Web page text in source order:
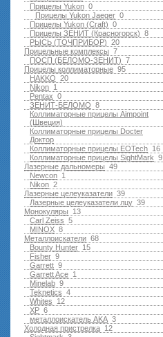
0
Прицелы Yukon
0
Прицелы Yukon Jaeger
0
Прицелы Yukon (Craft)
8
Прицелы ЗЕНИТ (Красногорск)
20
РЫСЬ (ТОЧПРИБОР)
7
Прицельные комплексы
7
ПОСП (БЕЛОМО-ЗЕНИТ)
95
Прицелы коллиматорные
20
HAKKO
1
Nikon
0
Pentax
8
ЗЕНИТ-БЕЛОМО
Коллиматорные прицелы Aimpoint
(Швеция)
Коллиматорные прицелы Docter
Доктор
16
Коллиматорные прицелы EOTech
9
Коллиматорные прицелы SightMark
49
Лазерные дальномеры
1
Newcon
2
Nikon
39
Лазерные целеуказатели
39
Лазерные целеуказатели лцу
13
Монокуляры
5
Carl Zeiss
8
MINOX
68
Металлоискатели
15
Bounty Hunter
9
Fisher
9
Garrett
1
Garrett Ace
9
Minelab
4
Teknetics
12
Whites
6
XP
3
металлоискатель AKA
12
Холодная пристрелка